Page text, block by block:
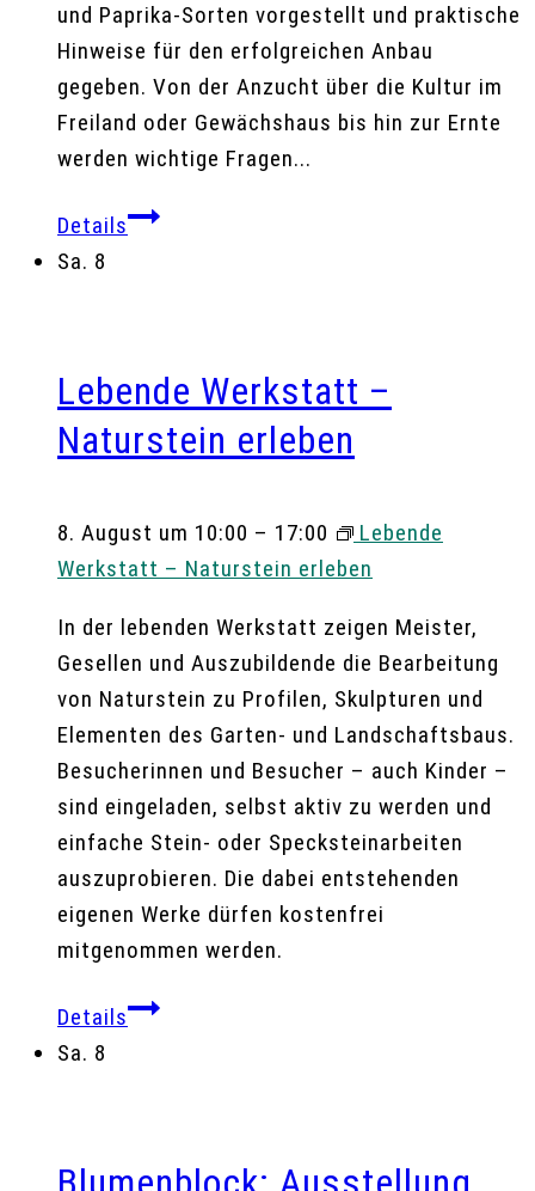
und Paprika-Sorten vorgestellt und praktische
Hinweise für den erfolgreichen Anbau
gegeben. Von der Anzucht über die Kultur im
Freiland oder Gewächshaus bis hin zur Ernte
werden wichtige Fragen...
Details
Sa. 8
Lebende Werkstatt –
Naturstein erleben
8. August um 10:00 – 17:00
Lebende
Werkstatt – Naturstein erleben
In der lebenden Werkstatt zeigen Meister,
Gesellen und Auszubildende die Bearbeitung
von Naturstein zu Profilen, Skulpturen und
Elementen des Garten- und Landschaftsbaus.
Besucherinnen und Besucher – auch Kinder –
sind eingeladen, selbst aktiv zu werden und
einfache Stein- oder Specksteinarbeiten
auszuprobieren. Die dabei entstehenden
eigenen Werke dürfen kostenfrei
mitgenommen werden.
Details
Sa. 8